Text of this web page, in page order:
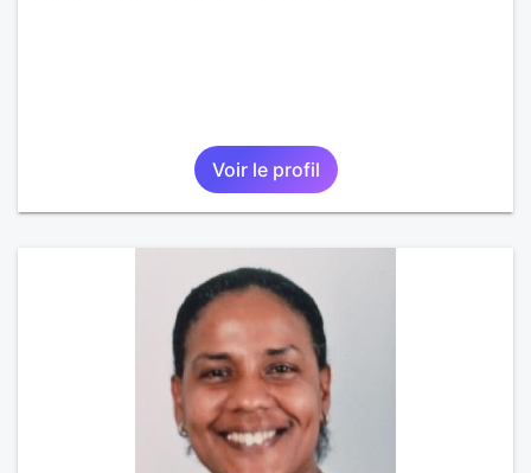
Voir le profil